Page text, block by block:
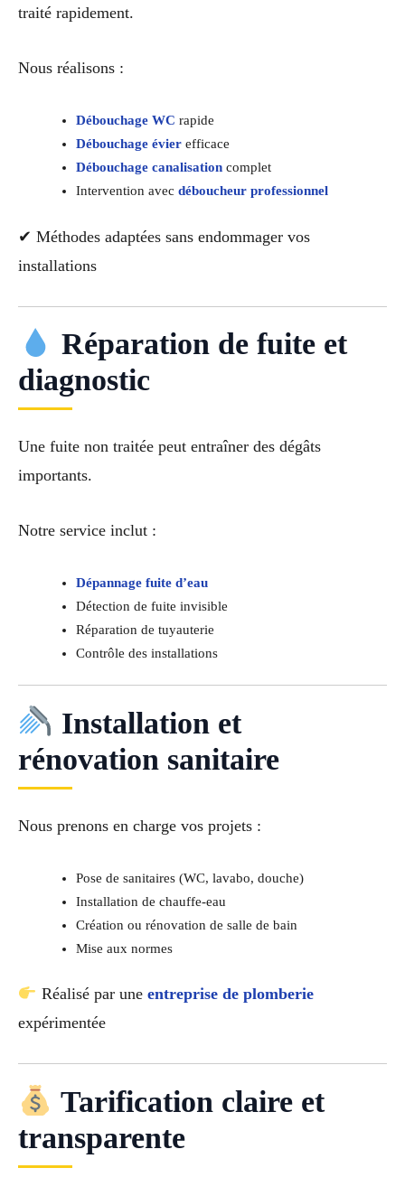
traité rapidement.
Nous réalisons :
Débouchage WC rapide
Débouchage évierefficace
Débouchage canalisationcomplet
Intervention avec déboucheur professionnel
✔ Méthodes adaptées sans endommager vos
installations
Réparation de fuite et
diagnostic
Une fuite non traitée peut entraîner des dégâts
importants.
Notre service inclut :
Dépannage fuite d’eau
Détection de fuite invisible
Réparation de tuyauterie
Contrôle des installations
Installation et
rénovation sanitaire
Nous prenons en charge vos projets :
Pose de sanitaires (WC, lavabo, douche)
Installation de chauffe-eau
Création ou rénovation de salle de bain
Mise aux normes
Réalisé par une entreprise de plomberie
expérimentée
Tarification claire et
transparente